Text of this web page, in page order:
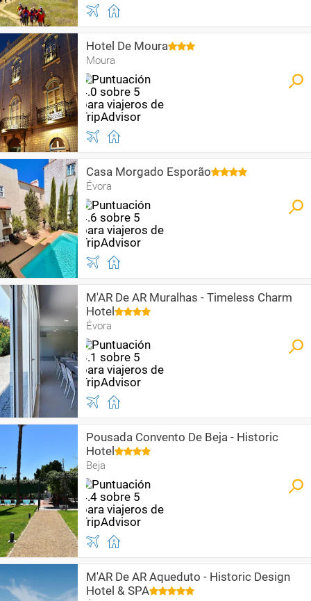
Hotel De Moura
Moura
Casa Morgado Esporão
Évora
M'AR De AR Muralhas - Timeless Charm
Hotel
Évora
Pousada Convento De Beja - Historic
Hotel
Beja
M'AR De AR Aqueduto - Historic Design
Hotel & SPA